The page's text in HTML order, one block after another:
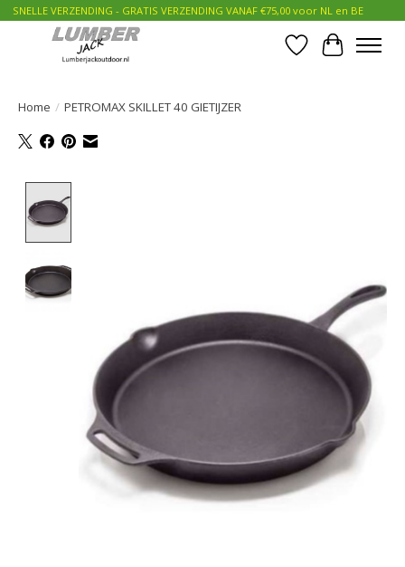
SNELLE VERZENDING - GRATIS VERZENDING VANAF €75,00 voor NL en BE
Verlanglijst
Home / PETROMAX SKILLET 40 GIETIJZER